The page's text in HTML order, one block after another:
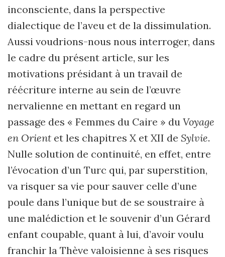
inconsciente, dans la perspective
dialectique de l’aveu et de la dissimulation.
Aussi voudrions-nous nous interroger, dans
le cadre du présent article, sur les
motivations présidant à un travail de
réécriture interne au sein de l’œuvre
nervalienne en mettant en regard un
passage des « Femmes du Caire » du Voyage
en Orient et les chapitres X et XII de Sylvie.
Nulle solution de continuité, en effet, entre
l’évocation d’un Turc qui, par superstition,
va risquer sa vie pour sauver celle d’une
poule dans l’unique but de se soustraire à
une malédiction et le souvenir d’un Gérard
enfant coupable, quant à lui, d’avoir voulu
franchir la Thève valoisienne à ses risques